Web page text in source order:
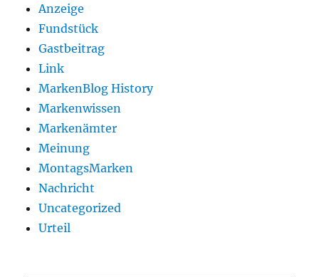
Anzeige
Fundstück
Gastbeitrag
Link
MarkenBlog History
Markenwissen
Markenämter
Meinung
MontagsMarken
Nachricht
Uncategorized
Urteil